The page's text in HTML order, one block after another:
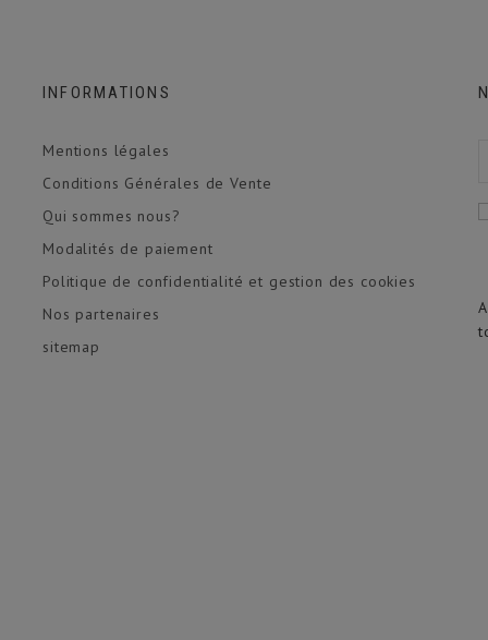
INFORMATIONS
Mentions légales
Conditions Générales de Vente
Qui sommes nous?
Modalités de paiement
Politique de confidentialité et gestion des cookies
Nos partenaires
sitemap